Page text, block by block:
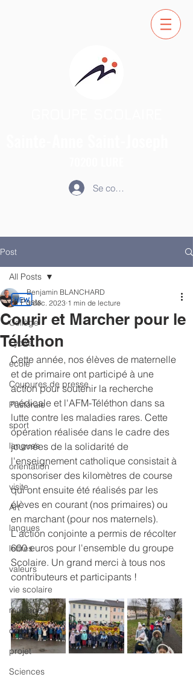
Se connecter
Post
All Posts
Collège
Lycée
école
Coupures de presse
Pastorale
sport
langues
orientation
visite
Art
langues
lettres
valeurs
vie scolaire
musique
culture
projet
Sciences
All Posts
Courir et Marcher pour le
Téléthon
Benjamin BLANCHARD
3 déc. 2023 1 min de lecture
Cette année, nos élèves de maternelle
et de primaire ont participé à une
action pour soutenir la recherche
médicale et l'AFM-Téléthon dans sa
lutte contre les maladies rares. Cette
opération réalisée dans le cadre des
journées de la solidarité de
l'enseignement catholique consistait à
sponsoriser des kilomètres de course
qui ont ensuite été réalisés par les
élèves en courant (nos primaires) ou
en marchant (pour nos maternels).
L'action conjointe a permis de récolter
600 euros pour l'ensemble du groupe
Scolaire. Un grand merci à tous nos
contributeurs et participants !